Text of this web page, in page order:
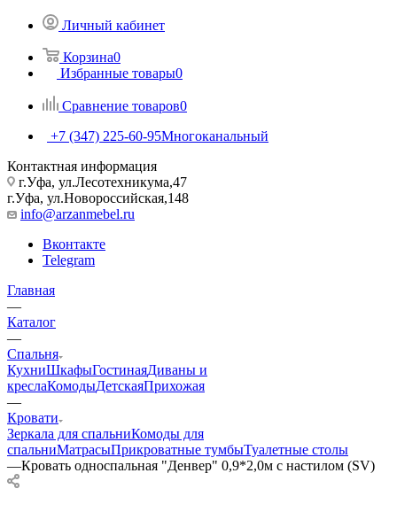
Личный кабинет
Корзина0
Избранные товары0
Сравнение товаров0
+7 (347) 225-60-95Многоканальный
Контактная информация
г.Уфа, ул.Лесотехникума,47
г.Уфа, ул.Новороссийская,148
info@arzanmebel.ru
Вконтакте
Telegram
Главная
—
Каталог
—
Спальня
КухниШкафыГостинаяДиваны и
креслаКомодыДетскаяПрихожая
—
Кровати
Зеркала для спальниКомоды для
спальниМатрасыПрикроватные тумбыТуалетные столы
—Кровать односпальная "Денвер" 0,9*2,0м с настилом (SV)